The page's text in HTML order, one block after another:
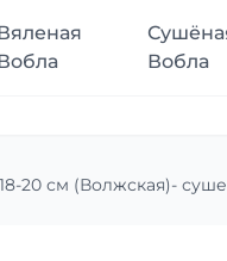
Вобла
20 см (Волжская)-